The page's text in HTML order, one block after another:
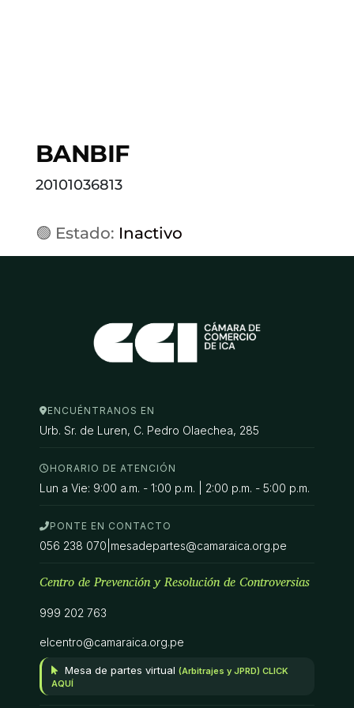
BANBIF
20101036813
🟢 Estado: Inactivo
ENCUÉNTRANOS EN
Urb. Sr. de Luren, C. Pedro Olaechea, 285
HORARIO DE ATENCIÓN
Lun a Vie: 9:00 a.m. - 1:00 p.m. | 2:00 p.m. - 5:00 p.m.
PONTE EN CONTACTO
056 238 070 mesadepartes@camaraica.org.pe
Centro de Prevención y Resolución de Controversias
999 202 763
elcentro@camaraica.org.pe
Mesa de partes virtual (Arbitrajes y JPRD) CLICK
AQUÍ